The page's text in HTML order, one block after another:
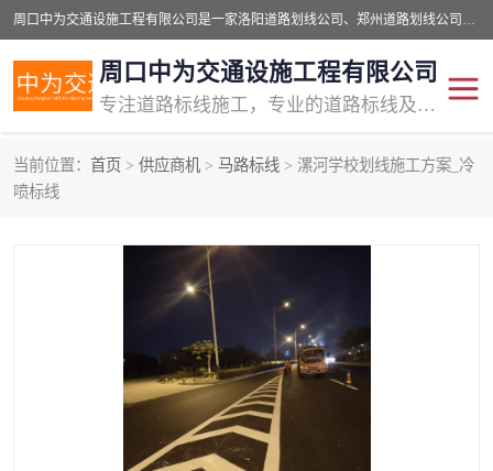
周口中为交通设施工程有限公司是一家洛阳道路划线公司、郑州道路划线公司、平顶山道路车位划线公司、开封车位划线公司、许昌道路车位划线公司、漯河道路车位划线公司，公司始终坚持“诚信、匠心、专注”的宗旨；我们的经营理念是：的服务。
周口中为交通设施工程有限公司
专注道路标线施工，专业的道路标线及交通设施施工服务商!
当前位置： 首页 > 供应商机 > 马路标线 > 漯河学校划线施工方案_冷
喷标线
交通道路标线
道路标线划线 马路标线
道路划线